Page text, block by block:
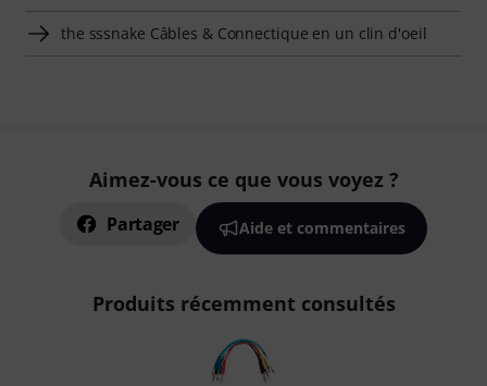
the sssnake Câbles & Connectique en un clin d'oeil
Aimez-vous ce que vous voyez ?
Partager Aide et commentaires
Produits récemment consultés